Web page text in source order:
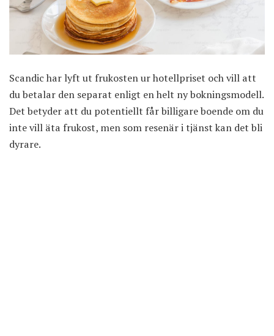
Scandic har lyft ut frukosten ur hotellpriset och vill att
du betalar den separat enligt en helt ny bokningsmodell.
Det betyder att du potentiellt får billigare boende om du
inte vill äta frukost, men som resenär i tjänst kan det bli
dyrare.